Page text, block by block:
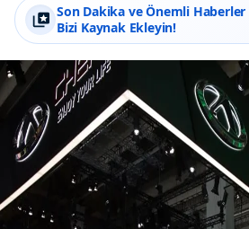
Son Dakika ve Önemli
Bizi Kaynak Ekleyin!